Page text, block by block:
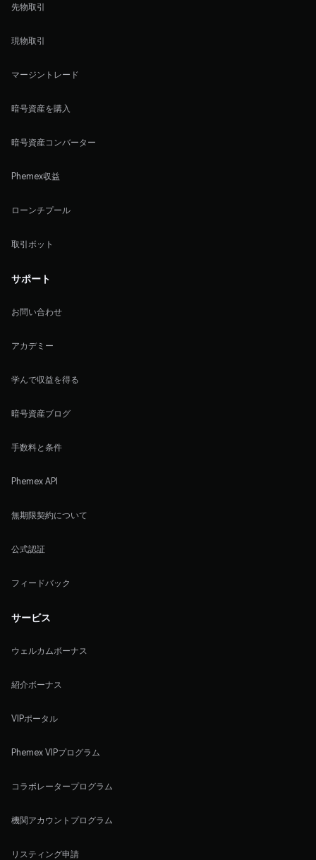
先物取引
現物取引
マージントレード
暗号資産を購入
暗号資産コンバーター
Phemex収益
ローンチプール
取引ボット
サポート
お問い合わせ
アカデミー
学んで収益を得る
暗号資産ブログ
手数料と条件
Phemex API
無期限契約について
公式認証
フィードバック
サービス
ウェルカムボーナス
紹介ボーナス
VIPポータル
Phemex VIPプログラム
コラボレータープログラム
機関アカウントプログラム
リスティング申請